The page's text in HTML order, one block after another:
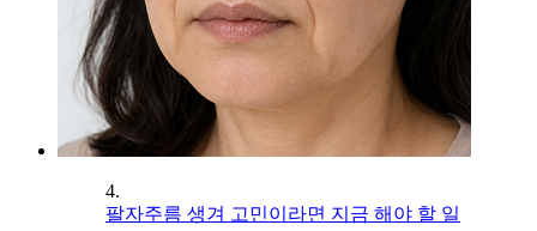
4.
팔자주름 생겨 고민이라면 지금 해야 할 일